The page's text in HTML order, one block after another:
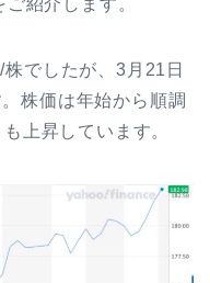
でしたが、3月21日
株価は年始から順調
上昇しています。